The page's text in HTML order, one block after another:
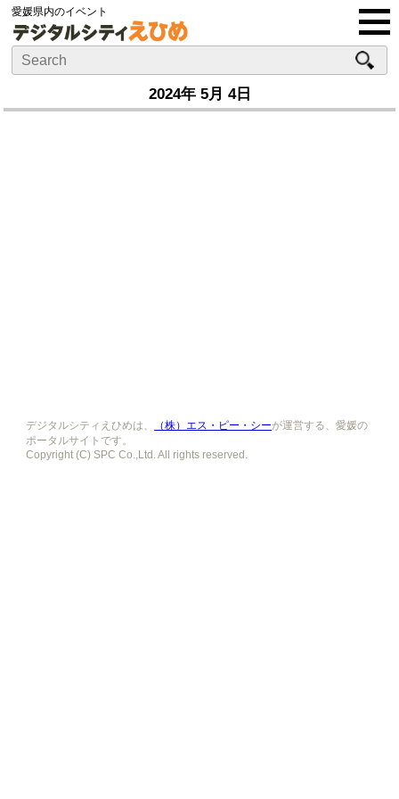
愛媛県内のイベント
2024年 5月 4日
デジタルシティえひめは、 （株）エス・ピー・シーが運営する、愛媛の
ポータルサイトです。
Copyright (C) SPC Co.,Ltd. All rights reserved.